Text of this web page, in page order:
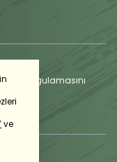
ve
uygulamasını